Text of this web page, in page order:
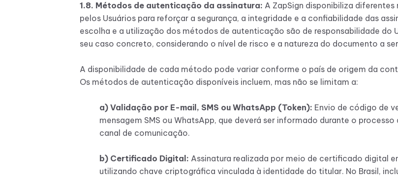
1.8. Métodos de autenticação da assinatura: A ZapSign disponibiliza
pelos Usuários para reforçar a segurança, a integridade e a confiabilidade das
escolha e a utilização dos métodos de autenticação são de responsabilidade do
seu caso concreto, considerando o nível de risco e a natureza do documento a
A disponibilidade de cada método pode variar conforme o país de origem da
Os métodos de autenticação disponíveis incluem, mas não se limitam a:
a) Validação por E-mail, SMS ou WhatsApp (Token): Envio de código de
mensagem SMS ou WhatsApp, que deverá ser informado durante o
canal de comunicação.
b) Certificado Digital: Assinatura realizada por meio de certificado digital
utilizando chave criptográfica vinculada à identidade do titular. No Brasil,